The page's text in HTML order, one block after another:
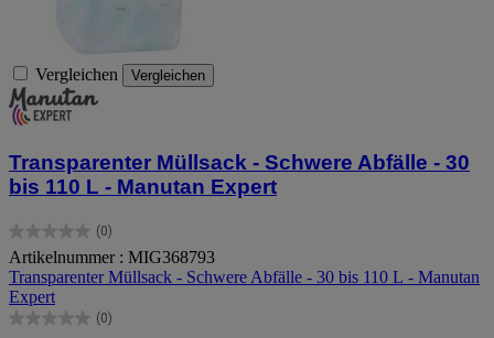
Vergleichen Vergleichen
Transparenter Müllsack - Schwere Abfälle - 30
bis 110 L - Manutan Expert
(0)
0.0
von
5
Sternen.
Artikelnummer : MIG368793
Transparenter Müllsack - Schwere Abfälle - 30 bis 110 L - Manutan
Expert
(0)
0.0